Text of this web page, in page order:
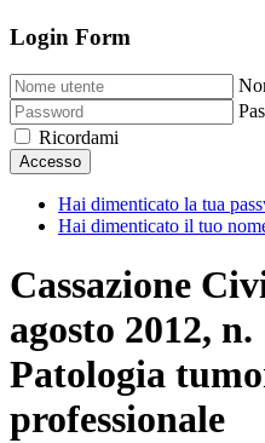
Login Form
Ricordami
Accesso
Hai dimenticato la tua
Hai dimenticato il tuo
Cassazione
agosto 2012, n.
Patologia
professionale